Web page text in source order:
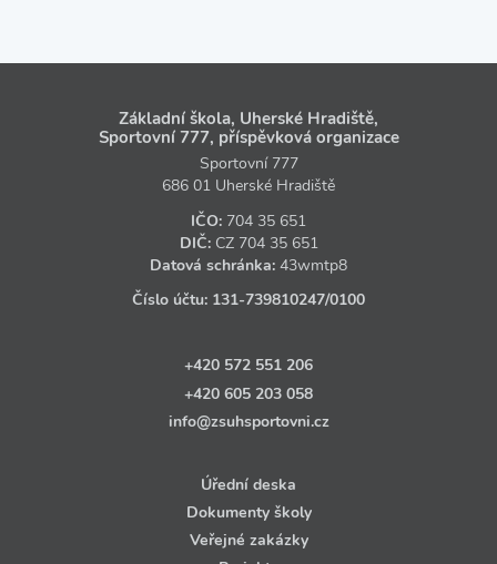
Základní škola, Uherské Hradiště,
Sportovní 777, příspěvková organizace
Sportovní 777
686 01 Uherské Hradiště
IČO: 704 35 651
DIČ: CZ 704 35 651
Datová schránka: 43wmtp8
Číslo účtu: 131‑739810247/0100
+420 572 551 206
+420 605 203 058
info@zsuhsportovni.cz
Úřední deska
Dokumenty školy
Veřejné zakázky